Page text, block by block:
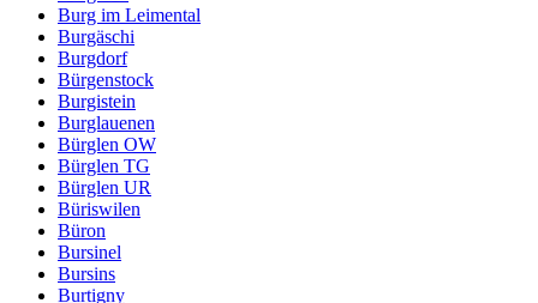
Burg im Leimental
Burgäschi
Burgdorf
Bürgenstock
Burgistein
Burglauenen
Bürglen OW
Bürglen TG
Bürglen UR
Büriswilen
Büron
Bursinel
Bursins
Burtigny